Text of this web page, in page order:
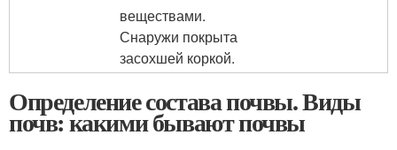
веществами.
Снаружи покрыта
засохшей коркой.
Определение состава почвы. Виды
почв: какими бывают почвы